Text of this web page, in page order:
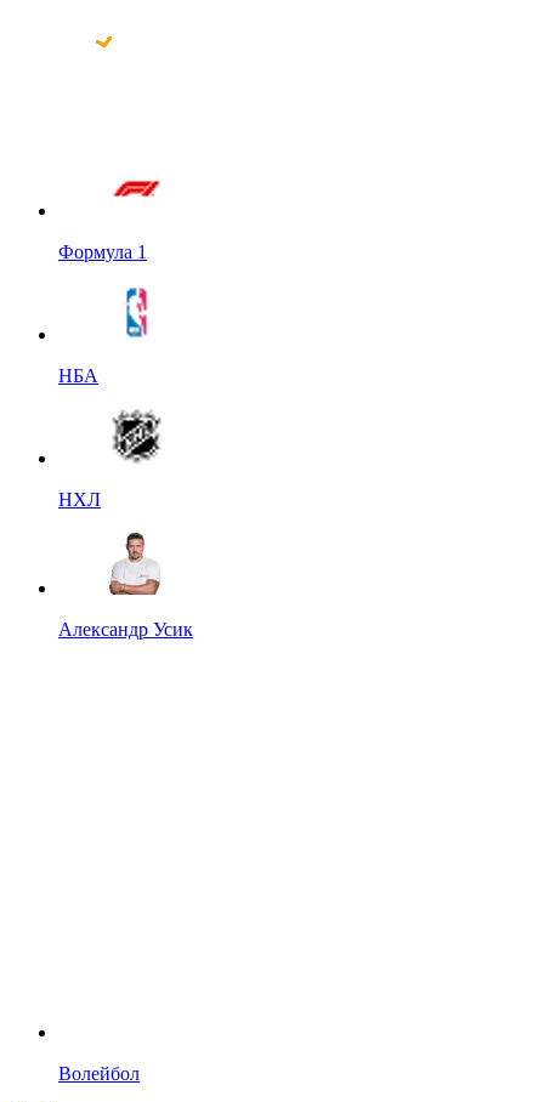
Формула 1
НБА
НХЛ
Александр Усик
Волейбол